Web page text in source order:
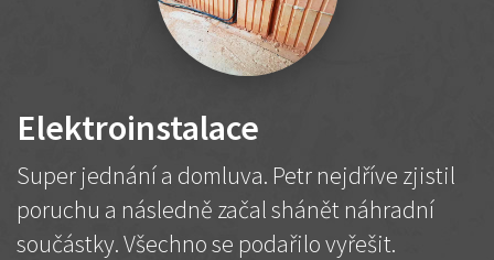
Elektroinstalace
Super jednání a domluva. Petr nejdříve zjistil
poruchu a následně začal shánět náhradní
součástky. Všechno se podařilo vyřešit.